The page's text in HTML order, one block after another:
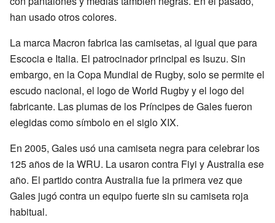
han usado otros colores.
La marca Macron fabrica las camisetas, al igual que para
Escocia e Italia. El patrocinador principal es Isuzu. Sin
embargo, en la Copa Mundial de Rugby, solo se permite el
escudo nacional, el logo de World Rugby y el logo del
fabricante. Las plumas de los Príncipes de Gales fueron
elegidas como símbolo en el siglo XIX.
En 2005, Gales usó una camiseta negra para celebrar los
125 años de la WRU. La usaron contra Fiyi y Australia ese
año. El partido contra Australia fue la primera vez que
Gales jugó contra un equipo fuerte sin su camiseta roja
habitual.